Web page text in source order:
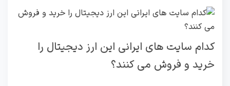
کدام سایت های ایرانی این ارز دیجیتال را
خرید و فروش می کنند؟